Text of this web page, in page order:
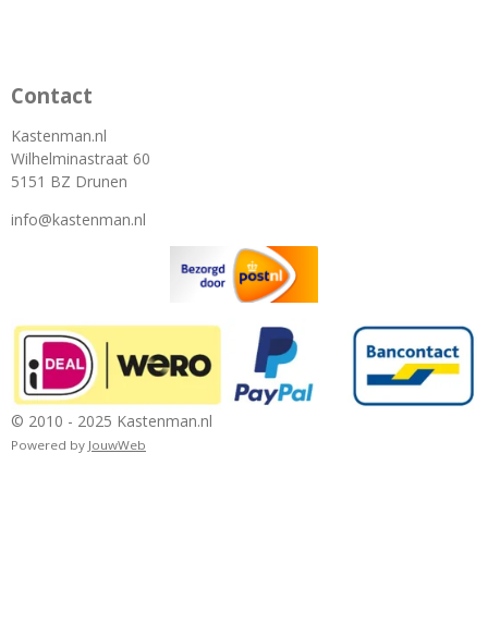
Contact
Kastenman.nl
Wilhelminastraat 60
5151 BZ Drunen
info@kastenman.nl
© 2010 - 2025 Kastenman.nl
Powered by JouwWeb